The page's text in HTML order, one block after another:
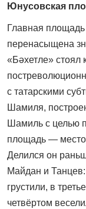
Юнусовская
Главная
перенасыщена
«Бəхетле» стоял
с татарскими
Шамиля,
Шамиль с целью
площадь — место
Делился он
Майдан и
грустили, в
четвёртом